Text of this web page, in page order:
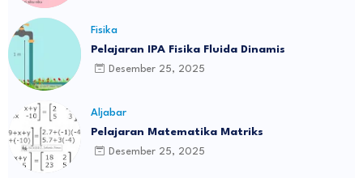
Fisika
Pelajaran IPA Fisika Fluida Dinamis
Desember 25, 2025
Aljabar
Pelajaran Matematika Matriks
Desember 25, 2025